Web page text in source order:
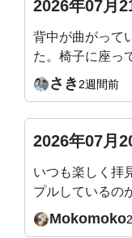
2026年07月
背中が曲がって
た。椅子に座っ
ているものを拾
てしまいます。
さき 2週間前
2026年07月
いつも楽しく拝
プルしているの
めの動画があれ
ろしくお願い致
Mokomoko